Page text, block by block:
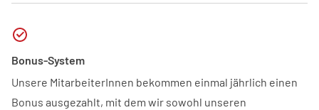
Bonus-System
Unsere MitarbeiterInnen bekommen einmal jährlich einen
Bonus ausgezahlt, mit dem wir sowohl unseren